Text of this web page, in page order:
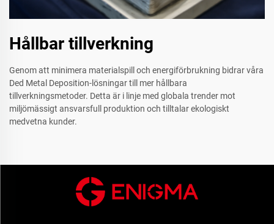
Hållbar tillverkning
Genom att minimera materialspill och energiförbrukning bidrar våra
Ded Metal Deposition-lösningar till mer hållbara
tillverkningsmetoder. Detta är i linje med globala trender mot
miljömässigt ansvarsfull produktion och tilltalar ekologiskt
medvetna kunder.